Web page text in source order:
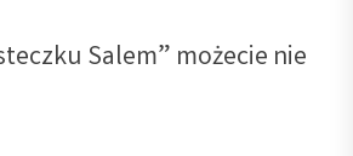
Salem” możecie nie